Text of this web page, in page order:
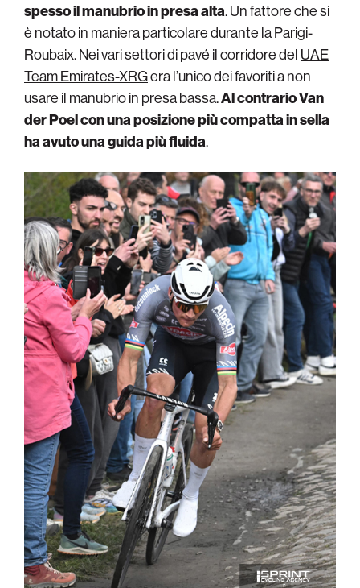
spesso il manubrio in presa alta. Un fattore che si
è notato in maniera particolare durante la Parigi-
Roubaix. Nei vari settori di pavé il corridore del UAE
Team Emirates-XRGera l’unico dei favoriti a non
usare il manubrio in presa bassa.Al contrario Van
der Poel con una posizione più compatta in sella
ha avuto una guida più fluida.